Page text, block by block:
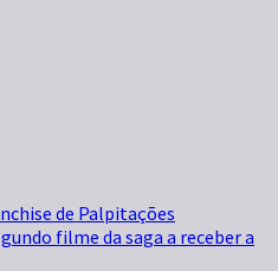
de Palpitações
filme da saga a receber a